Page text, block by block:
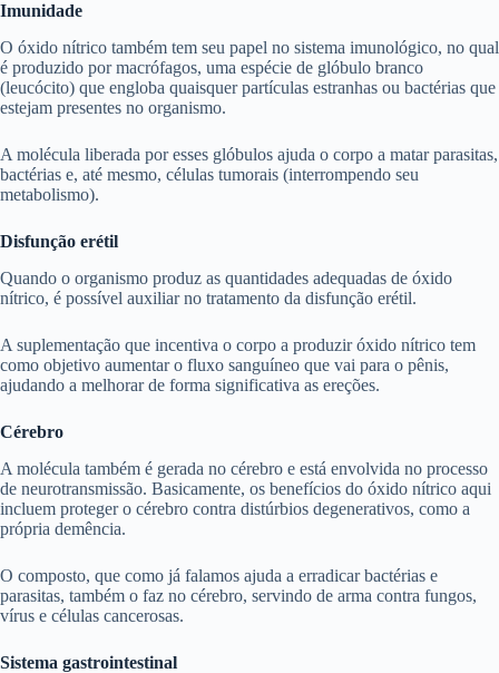
Imunidade
O óxido nítrico também tem seu papel no sistema imunológico, no qual
é produzido por macrófagos, uma espécie de glóbulo branco
(leucócito) que engloba quaisquer partículas estranhas ou bactérias que
estejam presentes no organismo.
A molécula liberada por esses glóbulos ajuda o corpo a matar parasitas,
bactérias e, até mesmo, células tumorais (interrompendo seu
metabolismo).
Disfunção erétil
Quando o organismo produz as quantidades adequadas de óxido
nítrico, é possível auxiliar no tratamento da disfunção erétil.
A suplementação que incentiva o corpo a produzir óxido nítrico tem
como objetivo aumentar o fluxo sanguíneo que vai para o pênis,
ajudando a melhorar de forma significativa as ereções.
Cérebro
A molécula também é gerada no cérebro e está envolvida no processo
de neurotransmissão. Basicamente, os benefícios do óxido nítrico aqui
incluem proteger o cérebro contra distúrbios degenerativos, como a
própria demência.
O composto, que como já falamos ajuda a erradicar bactérias e
parasitas, também o faz no cérebro, servindo de arma contra fungos,
vírus e células cancerosas.
Sistema gastrointestinal